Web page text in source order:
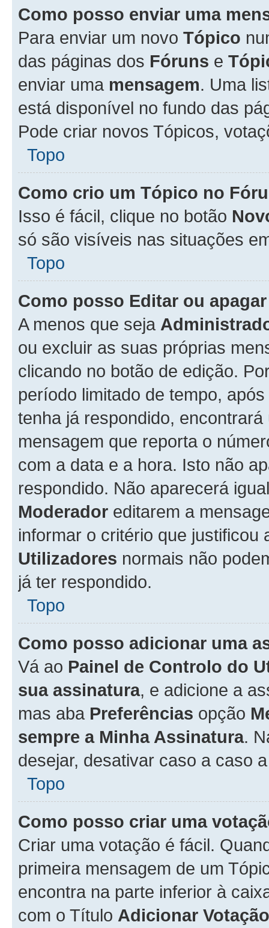
Como posso enviar uma
Para enviar um novo Tópico
das páginas dos Fóruns e
enviar uma mensagem. Uma
está disponível no fundo das
Pode criar novos Tópicos,
Topo
Como crio um Tópico no
Isso é fácil, clique no botão
só são visíveis nas situações
Topo
Como posso Editar ou
A menos que seja
ou excluir as suas próprias
clicando no botão de edição.
período limitado de tempo,
tenha já respondido,
mensagem que reporta o
com a data e a hora. Isto não
respondido. Não aparecerá
Moderador editarem a
informar o critério que
Utilizadores normais não
já ter respondido.
Topo
Como posso adicionar uma
Vá ao Painel de Controlo do
sua assinatura, e adicione a
mas aba Preferências opção
sempre a Minha Assinatura.
desejar, desativar caso a caso
Topo
Como posso criar uma
Criar uma votação é fácil.
primeira mensagem de um
encontra na parte inferior à
com o Título Adicionar Votação